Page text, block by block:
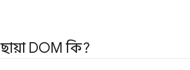
ছায়া DOM কি?